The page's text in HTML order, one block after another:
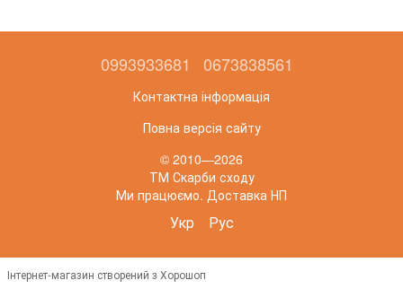
0993933681 0673838561
Контактна інформація
Повна версія сайту
© 2010—2026
ТМ Скарби сходу
Ми працюємо. Доставка НП
Укр Рус
Інтернет-магазин створений з Хорошоп